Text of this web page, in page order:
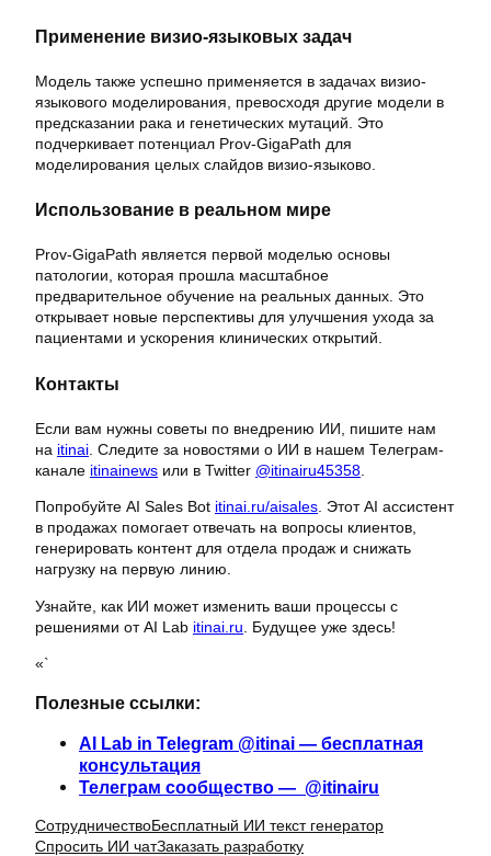
Применение визио-языковых задач
Модель также успешно применяется в задачах визио-
языкового моделирования, превосходя другие модели в
предсказании рака и генетических мутаций. Это
подчеркивает потенциал Prov-GigaPath для
моделирования целых слайдов визио-языково.
Использование в реальном мире
Prov-GigaPath является первой моделью основы
патологии, которая прошла масштабное
предварительное обучение на реальных данных. Это
открывает новые перспективы для улучшения ухода за
пациентами и ускорения клинических открытий.
Контакты
Если вам нужны советы по внедрению ИИ, пишите нам
на itinai . Следите за новостями о ИИ в нашем Телеграм-
канале itinainews или в Twitter @itinairu45358
Попробуйте AI Sales Bot itinai.ru/aisales. Этот AI ассистент
в продажах помогает отвечать на вопросы клиентов,
генерировать контент для отдела продаж и снижать
нагрузку на первую линию.
Узнайте, как ИИ может изменить ваши процессы с
решениями от AI Lab itinai.ru . Будущее уже здесь!
«`
Полезные ссылки:
AI Lab in Telegram @itinai — бесплатная
консультация
Телеграм сообщество — @itinairu
СотрудничествоБесплатный ИИ текст генератор
Спросить ИИ чатЗаказать разработку